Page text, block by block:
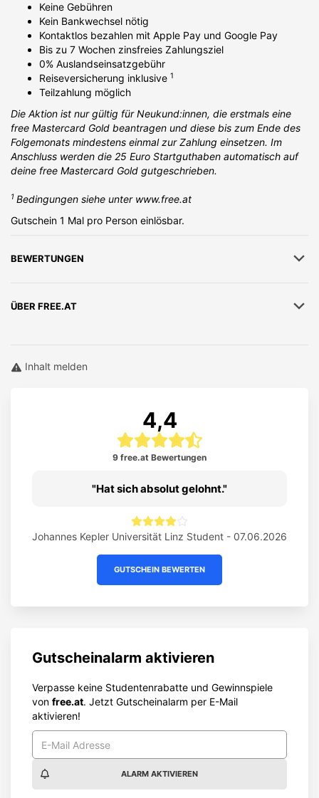
Keine Gebühren
Kein Bankwechsel nötig
Kontaktlos bezahlen mit Apple Pay und Google Pay
Bis zu 7 Wochen zinsfreies Zahlungsziel
0% Auslandseinsatzgebühr
Reiseversicherung inklusive 1
Teilzahlung möglich
Die Aktion ist nur gültig für Neukund:innen, die erstmals eine
free Mastercard Gold beantragen und diese bis zum Ende des
Folgemonats mindestens einmal zur Zahlung einsetzen. Im
Anschluss werden die 25 Euro Startguthaben automatisch auf
deine free Mastercard Gold gutgeschrieben.
1 Bedingungen siehe unter www.free.at
Gutschein 1 Mal pro Person einlösbar.
BEWERTUNGEN
ÜBER FREE.AT
Inhalt melden
4,4
9 free.at Bewertungen
Hat sich absolut gelohnt.
Johannes Kepler Universität Linz Student - 07.06.2026
GUTSCHEIN BEWERTEN
Gutscheinalarm aktivieren
Verpasse keine Studentenrabatte und Gewinnspiele
von free.at. Jetzt Gutscheinalarm per E-Mail
aktivieren!
ALARM AKTIVIEREN